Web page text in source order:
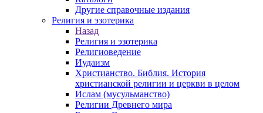
Другие справочные издания
Религия и эзотерика
Назад
Религия и эзотерика
Религиоведение
Иудаизм
Христианство. Библия. История
христианской религии и церкви в целом
Ислам (мусульманство)
Религии Древнего мира